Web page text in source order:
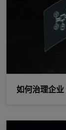
如何治理企
电信公司如何利